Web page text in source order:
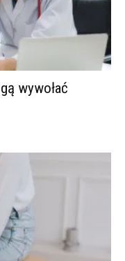
wywołać